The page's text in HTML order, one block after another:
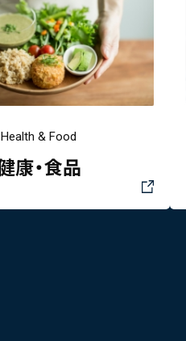
Health & Food
康・食品